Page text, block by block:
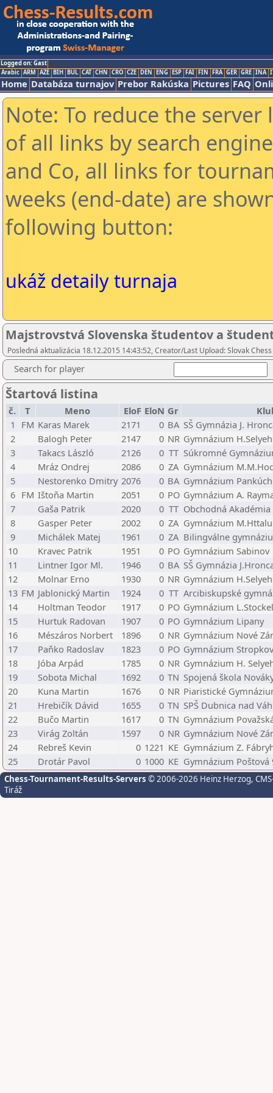
Logged on: Gast
Arabic ARM AZE BIH BUL CAT CHN CRO CZE DEN ENG ESP FAI FIN FRA GER GRE INA
Home Databáza turnajov Prebor Rakúska Pictures FAQ
Note: To reduce the
of all links by search
and Co, all links for
weeks (end-date) are
following button:
ukáž detaily turnaja
Majstrovstvá Slovenska študentov a
Posledná aktualizácia 18.12.2015 14:43:52, Creator/Last Upload: Slovak
Search for player
Štartová listina
č. T Meno EloF EloN Gr
1
FM Karas Marek 2171 0 BA SŠ Gymnázia J.
2
Balogh Peter 2147 0 NR Gymnázium
3
Takacs László 2126 0 TT Súkromné
4
Mráz Ondrej 2086 0 ZA Gymnázium
5
Nestorenko Dmitry 2076 0 BA Gymnázium
6 FM Ištoňa Martin 2051 0 PO Gymnázium A.
7
Gaša Patrik 2020 0 TT Obchodná Akadémia
8
Gasper Peter 2002 0 ZA Gymnázium
9
Michálek Matej 1961 0 ZA Bilingválne
10
Kravec Patrik 1951 0 PO Gymnázium Sabinov
11
Lintner Igor Ml. 1946 0 BA SŠ Gymnázia
12
Molnar Erno 1930 0 NR Gymnázium
13 FM Jablonický Martin 1924 0 TT Arcibiskupské
14
Holtman Teodor 1917 0 PO Gymnázium
15
Hurtuk Radovan 1907 0 PO Gymnázium Lipany
16
Mészáros Norbert 1896 0 NR Gymnázium Nové
17
Paňko Radoslav 1823 0 PO Gymnázium Stropkov
18
Jóba Arpád 1785 0 NR Gymnázium H.
19
Sobota Michal 1692 0 TN Spojená škola
20
Kuna Martin 1676 0 NR Piaristické
21
Hrebičík Dávid 1655 0 TN SPŠ Dubnica nad
22
Bučo Martin 1617 0 TN Gymnázium
23
Virág Zoltán 1597 0 NR Gymnázium Nové
24
Rebreš Kevin 0 1221 KE Gymnázium Z.
25
Drotár Pavol 0 1000 KE Gymnázium Poštová
Chess-Tournament-Results-Servers © 2006-2026 Heinz Herzog,
Tiráž